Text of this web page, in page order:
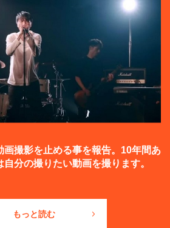
画撮影を止める事を報告。10年間あ
分の撮りたい動画を撮ります。
もっと読む